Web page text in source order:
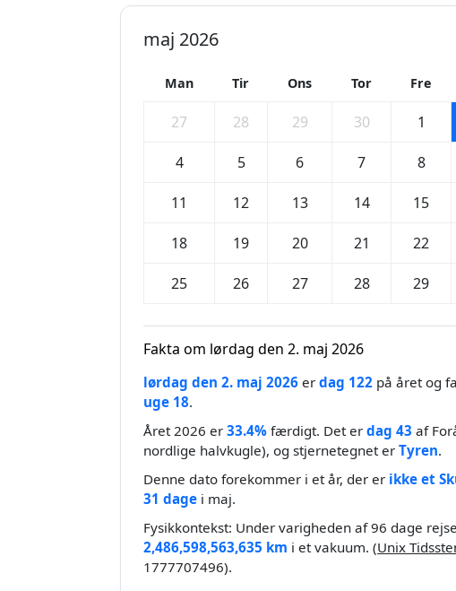
maj 2026
Man Tir Ons Tor Fre
27 28 29 30 1
4 5 6 7 8
11 12 13 14 15
18 19 20 21 22
25 26 27 28 29
Fakta om lørdag den 2. maj 2026
lørdag den 2. maj 2026 er dag 122 på året og
uge 18.
Året 2026 er 33.4% færdigt. Det er dag 43 af
nordlige halvkugle), og stjernetegnet er Tyren.
Denne dato forekommer i et år, der er ikke et
31 dage i maj.
Fysikkontekst: Under varigheden af 96 dage
2,486,598,563,635 km i et vakuum. (Unix
1777707496).